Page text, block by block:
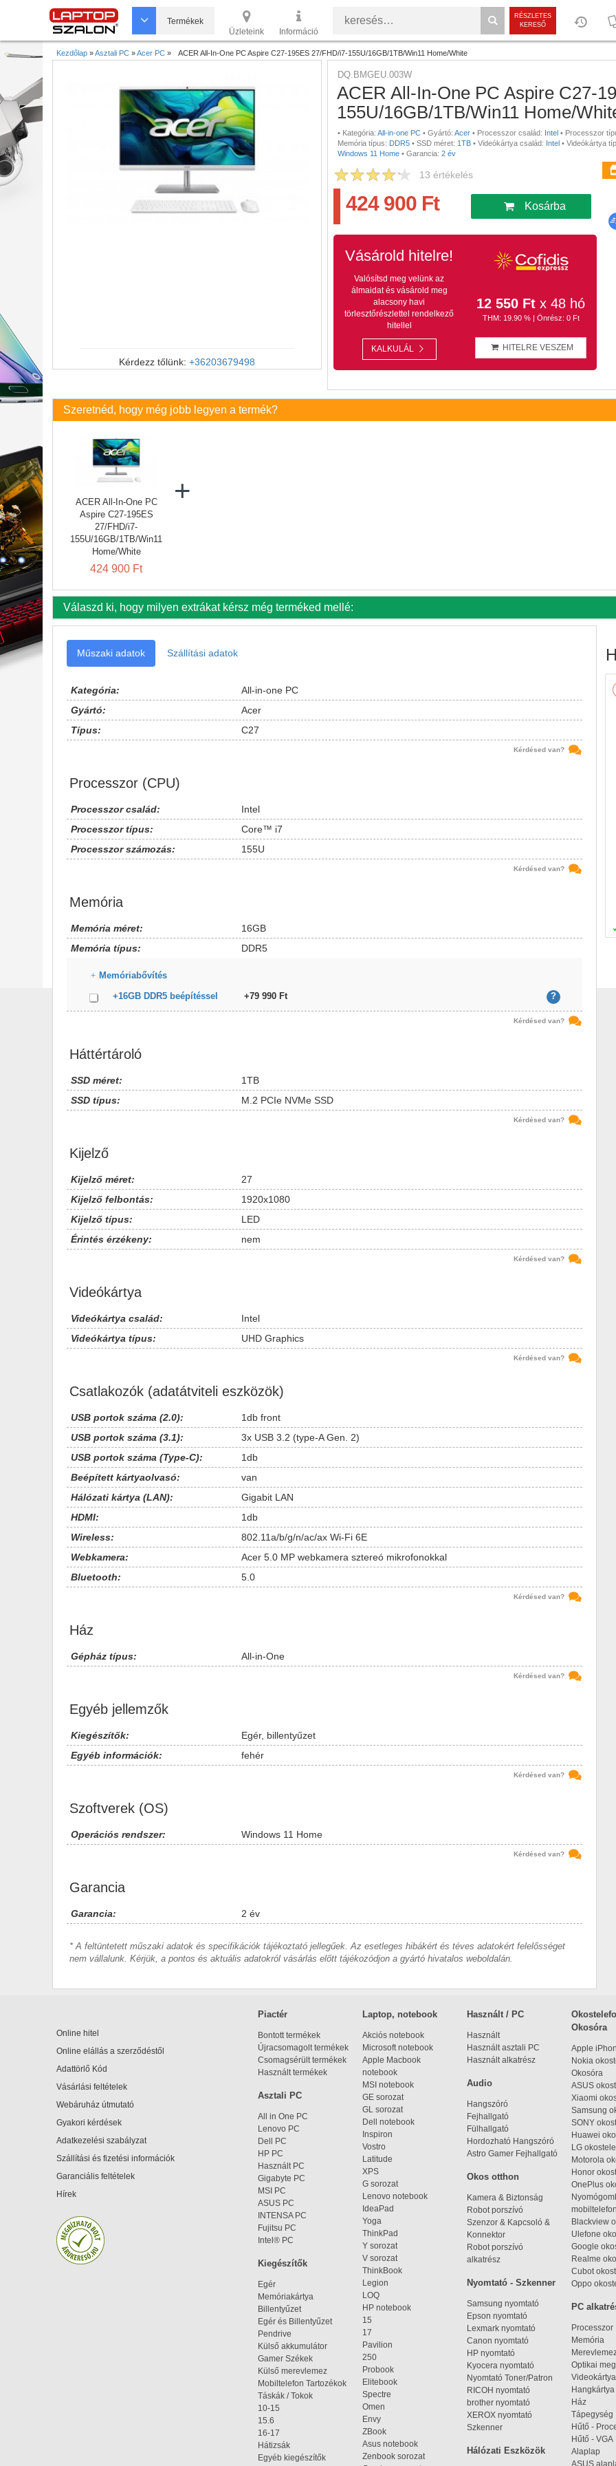
Termékek
Üzleteink
Információ
RÉSZLETES
KERESŐ
Kezdőlap »Asztali PC »Acer PC » ACER All-In-One PC Aspire C27-195ES 27/FHD/i7-155U/16GB/1TB/Win11 Home/White
Kérdezz tőlünk: +36203679498
DQ.BMGEU.003W
ACER All-In-One PC Aspire C27-
155U/16GB/1TB/Win11 Home/
• Kategória: All-in-one PC • Gyártó: Acer • Processzor család: Intel • Processzor
Memória típus: DDR5 • SSD méret: 1TB • Videókártya család: Intel • Videókártya
Windows 11 Home • Garancia: 2 év
13 értékelés
424 900 Ft Kosárba
Vásárold hitelre!
Valósítsd meg velünk az
álmaidat és vásárold meg
alacsony havi
törlesztőrészlettel rendelkező
hitellel
KALKULÁL
12 550 Ft x 48 hó
THM: 19.90 % | Önrész: 0 Ft
HITELRE VESZEM
Szeretnéd, hogy még jobb legyen a termék?
ACER All-In-One PC
Aspire C27-195ES
27/FHD/i7-
155U/16GB/1TB/Win11
Home/White
424 900 Ft
Válaszd ki, hogy milyen extrákat kérsz még terméked mellé:
Műszaki adatok Szállítási adatok
Kategória:
All-in-one PC
Gyártó:
Acer
Típus:
C27
Kérdésed van?
Processzor (CPU)
Processzor család:
Intel
Processzor típus:
Core™ i7
Processzor számozás:
155U
Kérdésed van?
Memória
Memória méret:
16GB
Memória típus:
DDR5
Memóriabővítés
+16GB DDR5 beépítéssel
+79 990 Ft ?
Kérdésed van?
Háttértároló
SSD méret:
1TB
SSD típus:
M.2 PCIe NVMe SSD
Kérdésed van?
Kijelző
Kijelző méret:
27
Kijelző felbontás:
1920x1080
Kijelző típus:
LED
Érintés érzékeny:
nem
Kérdésed van?
Videókártya
Videókártya család:
Intel
Videókártya típus:
UHD Graphics
Kérdésed van?
Csatlakozók (adatátviteli eszközök)
USB portok száma (2.0):
1db front
USB portok száma (3.1):
3x USB 3.2 (type-A Gen. 2)
USB portok száma (Type-C):
1db
Beépített kártyaolvasó:
van
Hálózati kártya (LAN):
Gigabit LAN
HDMI:
1db
Wireless:
802.11a/b/g/n/ac/ax Wi-Fi 6E
Webkamera:
Acer 5.0 MP webkamera sztereó mikrofonokkal
Bluetooth:
5.0
Kérdésed van?
Ház
Gépház típus: All-in-One
Kérdésed van?
Egyéb jellemzők
Kiegészítők:
Egér, billentyűzet
Egyéb információk:
fehér
Kérdésed van?
Szoftverek (OS)
Operációs rendszer: Windows 11 Home
Kérdésed van?
Garancia
Garancia: 2 év
* A feltüntetett műszaki adatok és specifikációk tájékoztató jellegűek. Az esetleges hibákért és téves adatokért felelősséget
nem vállalunk. Kérjük, a pontos és aktuális adatokról vásárlás előtt tájékozódjon a gyártó hivatalos weboldalán.
Online hitel
Online elállás a szerződéstől
Adattörlő Kód
Vásárlási feltételek
Webáruház útmutató
Gyakori kérdések
Adatkezelési szabályzat
Szállítási és fizetési információk
Garanciális feltételek
Hírek
Piactér
Bontott termékek
Újracsomagolt termékek
Csomagsérült termékek
Használt termékek
Laptop, notebook
Akciós notebook
Microsoft notebook
Apple Macbook
notebook
MSI notebook
GE sorozat
GL sorozat
Dell notebook
Inspiron
Vostro
Latitude
XPS
G sorozat
Lenovo notebook
IdeaPad
Yoga
ThinkPad
Y sorozat
V sorozat
ThinkBook
Legion
LOQ
HP notebook
15
17
Pavilion
250
Probook
Elitebook
Spectre
Omen
Envy
ZBook
Asus notebook
Zenbook sorozat
Használt / PC
Használt
Használt asztali PC
Használt alkatrész
Okosóra
Apple
Nokia
Okosóra
ASUS
Xiaomi
Samsung
SONY
Huawei
LG
Motorola
Honor
OnePlus
mobiltelefon
Blackview
Ulefone
Google
Realme
Cubot
Oppo
Audio
Hangszóró
Fejhallgató
Fülhallgató
Hordozható Hangszóró
Astro Gamer Fejhallgató
Asztali PC
All in One PC
Lenovo PC
Dell PC
HP PC
Használt PC
Gigabyte PC
MSI PC
ASUS PC
INTENSA PC
Fujitsu PC
Intel® PC
Okos otthon
Kamera & Biztonság
Robot porszívó
Szenzor & Kapcsoló &
Konnektor
Robot porszívó
alkatrész
Kiegészítők
Egér
Memóriakártya
Billentyűzet
Egér és Billentyűzet
Pendrive
Külső akkumulátor
Gamer Székek
Külső merevlemez
Mobiltelefon Tartozékok
Táskák / Tokok
10-15
15.6
16-17
Hátizsák
Egyéb kiegészítők
Nyomtató - Szkenner
Samsung nyomtató
Epson nyomtató
Lexmark nyomtató
Canon nyomtató
HP nyomtató
Kyocera nyomtató
Nyomtató Toner/Patron
RICOH nyomtató
brother nyomtató
XEROX nyomtató
Szkenner
PC
Processzor
Memória
Optikai
Videokártya
Hangkártya
Ház
Tápegység
Hűtő -
Hűtő - VGA
Alaplap
ASUS
Hálózati Eszközök